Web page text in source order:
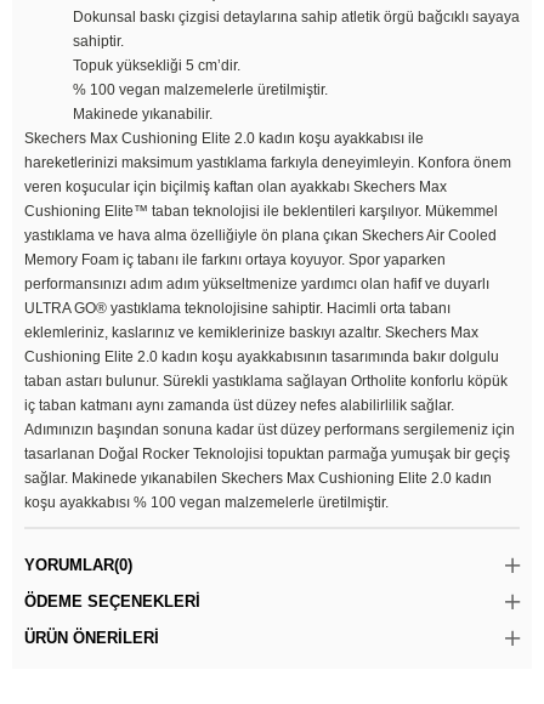
Dokunsal baskı çizgisi detaylarına sahip atletik örgü bağcıklı sayaya
sahiptir.
Topuk yüksekliği 5 cm’dir.
% 100 vegan malzemelerle üretilmiştir.
Makinede yıkanabilir.
Skechers Max Cushioning Elite 2.0 kadın koşu ayakkabısı ile
hareketlerinizi maksimum yastıklama farkıyla deneyimleyin. Konfora önem
veren koşucular için biçilmiş kaftan olan ayakkabı Skechers Max
Cushioning Elite™ taban teknolojisi ile beklentileri karşılıyor. Mükemmel
yastıklama ve hava alma özelliğiyle ön plana çıkan Skechers Air Cooled
Memory Foam iç tabanı ile farkını ortaya koyuyor. Spor yaparken
performansınızı adım adım yükseltmenize yardımcı olan hafif ve duyarlı
ULTRA GO® yastıklama teknolojisine sahiptir. Hacimli orta tabanı
eklemleriniz, kaslarınız ve kemiklerinize baskıyı azaltır. Skechers Max
Cushioning Elite 2.0 kadın koşu ayakkabısının tasarımında bakır dolgulu
taban astarı bulunur. Sürekli yastıklama sağlayan Ortholite konforlu köpük
iç taban katmanı aynı zamanda üst düzey nefes alabilirlilik sağlar.
Adımınızın başından sonuna kadar üst düzey performans sergilemeniz için
tasarlanan Doğal Rocker Teknolojisi topuktan parmağa yumuşak bir geçiş
sağlar. Makinede yıkanabilen Skechers Max Cushioning Elite 2.0 kadın
koşu ayakkabısı % 100 vegan malzemelerle üretilmiştir.
YORUMLAR(0)
ÖDEME SEÇENEKLERI
ÜRÜN ÖNERILERI